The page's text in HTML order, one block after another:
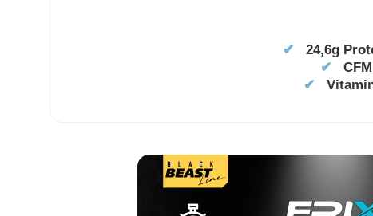
✔ 24,6g
✔
✔